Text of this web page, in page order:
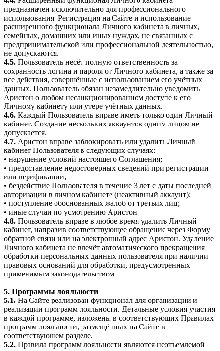
предназначен исключительно для профессионального
использования. Регистрация на Сайте и использование
расширенного функционала Личного кабинета в личных,
семейных, домашних или иных нуждах, не связанных с
предпринимательской или профессиональной деятельностью,
не допускаются.
4.5. Пользователь несёт полную ответственность за
сохранность логина и пароля от Личного кабинета, а также за
все действия, совершённые с использованием его учётных
данных. Пользователь обязан незамедлительно уведомить
Аристон о любом несанкционированном доступе к его
Личному кабинету или утере учётных данных.
4.6. Каждый Пользователь вправе иметь только один Личный
кабинет. Создание нескольких аккаунтов одним лицом не
допускается.
4.7. Аристон вправе заблокировать или удалить Личный
кабинет Пользователя в следующих случаях:
• нарушение условий настоящего Соглашения;
• предоставление недостоверных сведений при регистрации
или верификации;
• бездействие Пользователя в течение 3 лет с даты последней
авторизации в личном кабинете (неактивный аккаунт);
• поступление обоснованных жалоб от третьих лиц;
• иные случаи по усмотрению Аристон.
4.8. Пользователь вправе в любое время удалить Личный
кабинет, направив соответствующее обращение через Форму
обратной связи или на электронный адрес Аристон. Удаление
Личного кабинета не влечёт автоматического прекращения
обработки персональных данных пользователя при наличии
правовых оснований для обработки, предусмотренных
применимым законодательством.
5. Программы лояльности
5.1. На Сайте реализован функционал для организации и
реализации программ лояльности. Детальные условия участия
в каждой программе, изложены в соответствующих Правилах
программ лояльности, размещённых на Сайте в
соответствующем разделе.
5.2. Правила программ лояльности являются неотъемлемой